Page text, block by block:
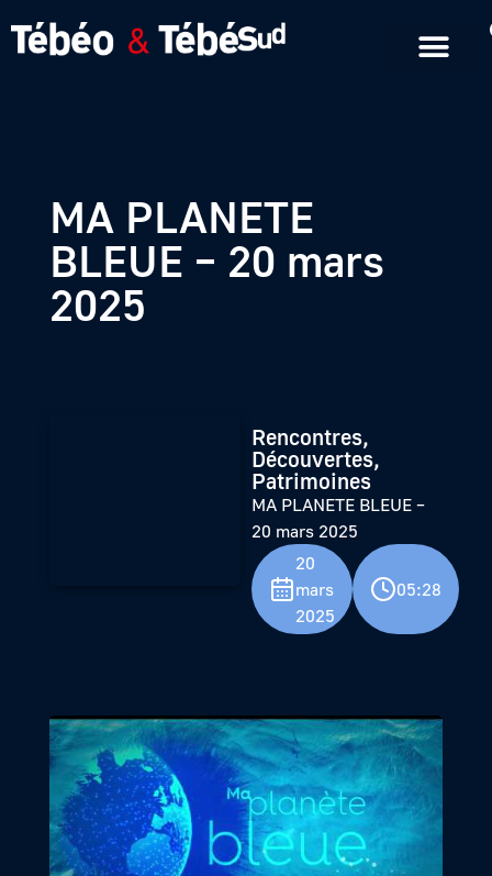
MA PLANETE
BLEUE – 20 mars
2025
Rencontres,
Découvertes,
Patrimoines
MA PLANETE BLEUE –
20 mars 2025
20
mars
2025
05:28